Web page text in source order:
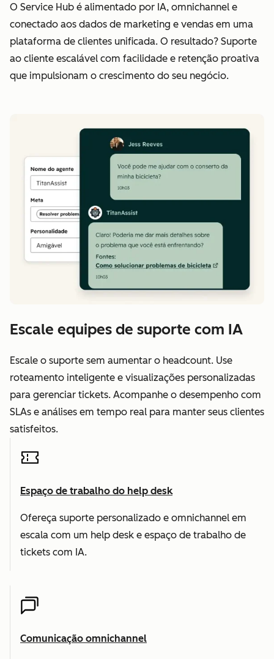
O Service Hub é alimentado por IA, omnichannel e
conectado aos dados de marketing e vendas em uma
plataforma de clientes unificada. O resultado? Suporte
ao cliente escalável com facilidade e retenção proativa
que impulsionam o crescimento do seu negócio.
Escale equipes de suporte com IA
Escale o suporte sem aumentar o headcount. Use
roteamento inteligente e visualizações personalizadas
para gerenciar tickets. Acompanhe o desempenho com
SLAs e análises em tempo real para manter seus clientes
satisfeitos.
Espaço de trabalho do help desk
Ofereça suporte personalizado e omnichannel em
escala com um help desk e espaço de trabalho de
tickets com IA.
Comunicação omnichannel